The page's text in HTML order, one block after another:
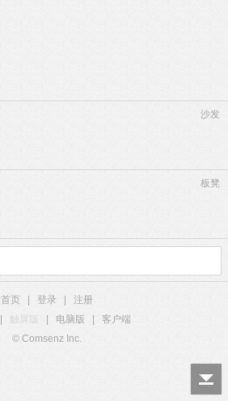
沙发
板凳
首页 登录
注册
触屏版 电脑版
客户端
© Comsenz Inc.